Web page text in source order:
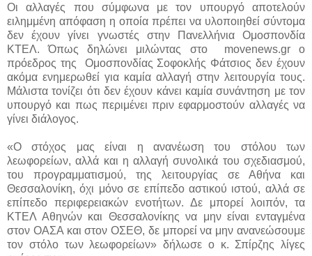
Οι αλλαγές που σύμφωνα με τον υπουργό αποτελούν
ειλημμένη απόφαση η οποία πρέπει να υλοποιηθεί σύντομα
δεν έχουν γίνει γνωστές στην Πανελλήνια Ομοσπονδία
ΚΤΕΛ. Όπως δηλώνει μιλώντας στο movenews.gr ο
πρόεδρος της Ομοσπονδίας Σοφοκλής Φάτσιος δεν έχουν
ακόμα ενημερωθεί για καμία αλλαγή στην λειτουργία τους.
Μάλιστα τονίζει ότι δεν έχουν κάνει καμία συνάντηση με τον
υπουργό και πως περιμένει πριν εφαρμοστούν αλλαγές να
γίνει διάλογος.
«Ο στόχος μας είναι η ανανέωση του στόλου των
λεωφορείων, αλλά και η αλλαγή συνολικά του σχεδιασμού,
του προγραμματισμού, της λειτουργίας σε Αθήνα και
Θεσσαλονίκη, όχι μόνο σε επίπεδο αστικού ιστού, αλλά σε
επίπεδο περιφερειακών ενοτήτων. Δε μπορεί λοιπόν, τα
ΚΤΕΛ Αθηνών και Θεσσαλονίκης να μην είναι ενταγμένα
στον ΟΑΣΑ και στον ΟΣΕΘ, δε μπορεί να μην ανανεώσουμε
τον στόλο των λεωφορείων» δήλωσε ο κ. Σπίρζης λίγες